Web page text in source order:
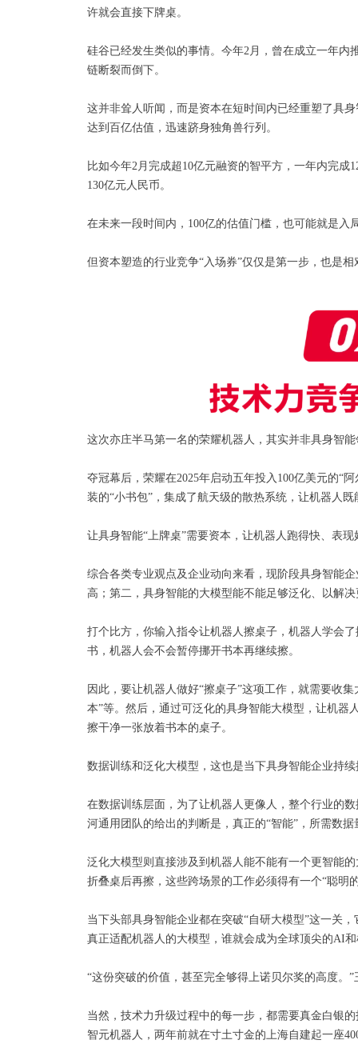
许就会直接下牌桌。
硅谷已经发生类似的事情。今年2月，曾在成立一年内
链断裂而倒下。
这并非耸人听闻，而是资本在短时间内已经重塑了具
达到百亿估值，迅速跻身独角兽行列。
比如今年2月完成超10亿元融资的智平方，一年内完
130亿元人民币。
在未来一段时间内，100亿的估值门槛，也可能就是入
但资本塑造的行业竞争“入场券”仅仅是第一步，也是
这次亦庄半马第一名的荣耀机器人，其实并非具身智
夺冠幕后，荣耀在2025年启动五年投入100亿美元的“
装的“小书包”，集成了航天级的散热系统，让机器人
让具身智能“上牌桌”需要资本，让机器人跑得快、表
综合各类专业观点及企业动向来看，现阶段具身智能
高；第二，具身智能的大模型能不能足够泛化、以解
打个比方，你输入指令让机器人擦桌子，机器人学会
书，机器人会不会暂停挪开书本再继续擦。
因此，要让机器人做好“擦桌子”这项工作，就需要收
本”等。然后，通过可泛化的具身智能大模型，让机器
擦干净一张放着书本的桌子。
数据训练和泛化大模型，这也是当下具身智能企业持
在数据训练层面，为了让机器人更像人，整个行业的
河通用团队的给出的判断是，真正的“智能”，所需数
泛化大模型则直接涉及到机器人能不能有一个更智能
折叠桌后再擦，这些跨场景的工作必须得有一个“聪明
当下头部具身智能企业都在突破“自研大模型”这一关
真正适配机器人的大模型，谁就会成为全球顶尖的AI
“这份突破的价值，甚至完全够得上诺贝尔奖的高度。
当然，技术力升级过程中的每一步，都需要真金白银
智元机器人，两年前就在寸土寸金的上海自建起一座